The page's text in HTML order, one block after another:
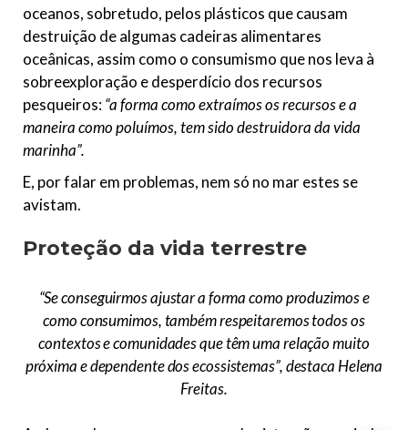
oceanos, sobretudo, pelos plásticos que causam
destruição de algumas cadeiras alimentares
oceânicas, assim como o consumismo que nos leva à
sobreexploração e desperdício dos recursos
pesqueiros:“a forma como extraímos os recursos e a
maneira como poluímos, tem sido destruidora da vida
marinha”.
E, por falar em problemas, nem só no mar estes se
avistam.
Proteção da vida terrestre
“Se conseguirmos ajustar a forma como produzimos e
como consumimos, também respeitaremos todos os
contextos e comunidades que têm uma relação muito
próxima e dependente dos ecossistemas”, destaca Helena
Freitas.